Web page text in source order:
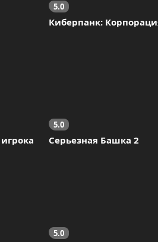
5.0
Киберпанк:
5.0
Серьезная Башка 2
5.0